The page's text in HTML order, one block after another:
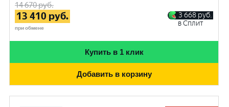
14 670руб.
13 410 руб.
при обмене
3 668 руб.
в Сплит
Купить в 1 клик
Добавить в корзину